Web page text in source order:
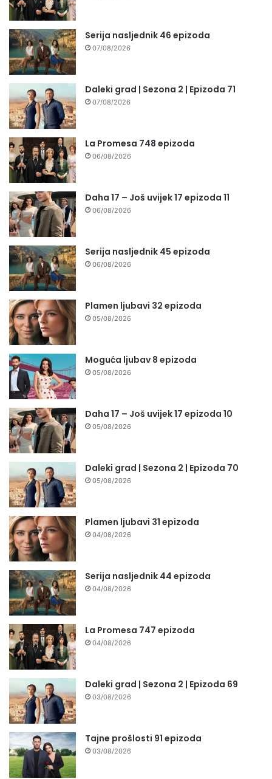
Serija nasljednik 46 epizoda
07/08/2026
Daleki grad | Sezona 2 | Epizoda 71
07/08/2026
La Promesa 748 epizoda
06/08/2026
Daha 17 – Još uvijek 17 epizoda 11
06/08/2026
Serija nasljednik 45 epizoda
06/08/2026
Plamen ljubavi 32 epizoda
05/08/2026
Moguća ljubav 8 epizoda
05/08/2026
Daha 17 – Još uvijek 17 epizoda 10
05/08/2026
Daleki grad | Sezona 2 | Epizoda 70
05/08/2026
Plamen ljubavi 31 epizoda
04/08/2026
Serija nasljednik 44 epizoda
04/08/2026
La Promesa 747 epizoda
04/08/2026
Daleki grad | Sezona 2 | Epizoda 69
03/08/2026
Tajne prošlosti 91 epizoda
03/08/2026